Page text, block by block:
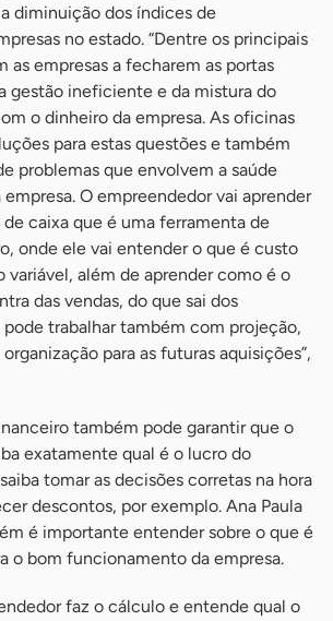
diminuição dos índices de
no estado. “Dentre os principais
as empresas a fecharem as portas
gestão ineficiente e da mistura do
o dinheiro da empresa. As oficinas
para estas questões e também
problemas que envolvem a saúde
O empreendedor vai aprender
caixa que é uma ferramenta de
onde ele vai entender o que é custo
variável, além de aprender como é o
das vendas, do que sai dos
trabalhar também com projeção,
para as futuras aquisições”,
também pode garantir que o
exatamente qual é o lucro do
tomar as decisões corretas na hora
descontos, por exemplo. Ana Paula
é importante entender sobre o que é
o bom funcionamento da empresa.
faz o cálculo e entende qual o